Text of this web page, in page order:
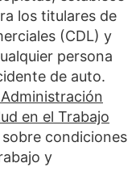
los titulares de
(CDL) y
persona
de auto.
Administración
en el Trabajo
condiciones
y